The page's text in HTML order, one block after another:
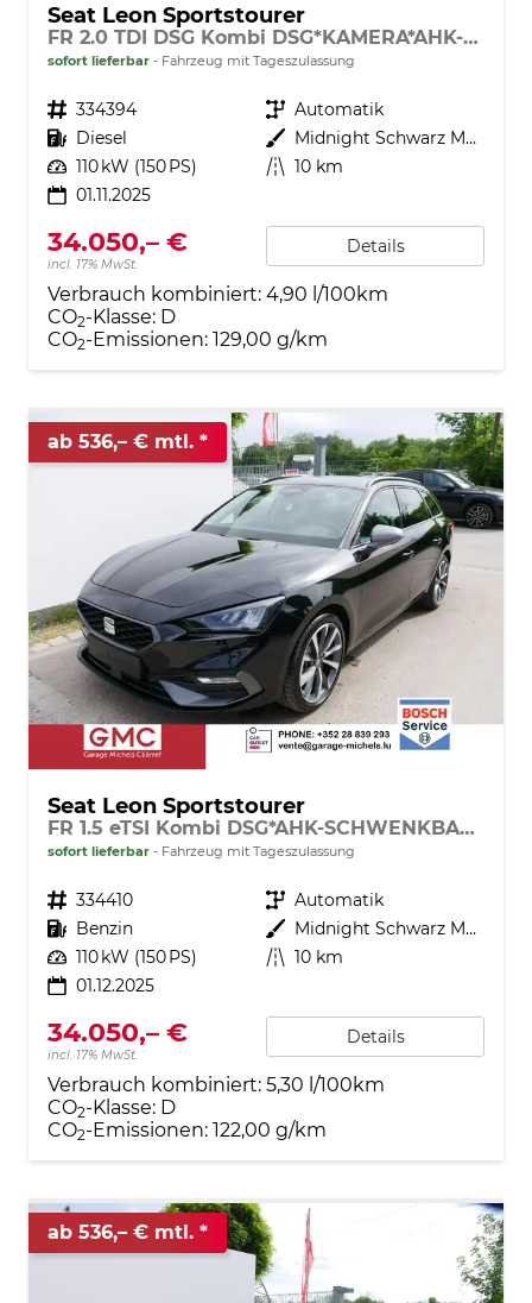
Seat Leon Sportstourer
FR 2.0 TDI DSG Kombi DSG*KAMERA*AHK-SCHWENKBAR*NAVI*TEMPOMAT*WINTERPAKET*
sofort lieferbar Fahrzeug mit Tageszulassung
Fahrzeugnr. 334394 Getriebe Automatik
Kraftstoff Diesel Außenfarbe
Midnight Schwarz Metallic
Leistung 110 kW (150 PS) Kilometerstand 10 km
01.11.2025
34.050,– €
incl. 17% MwSt.
Details
Verbrauch kombiniert: 4,90 l/100km
CO2-Klasse: D
CO2-Emissionen: 129,00 g/km
ab 536,– € mtl.
Seat Leon Sportstourer
FR 1.5 eTSI Kombi DSG*AHK-SCHWENKBAR*NAVI*TEMPOMAT*3-ZONE KILMAAUTOMATIK
sofort lieferbar Fahrzeug mit Tageszulassung
Fahrzeugnr. 334410 Getriebe Automatik
Kraftstoff Benzin Außenfarbe
Midnight Schwarz Metallic
Leistung 110 kW (150 PS) Kilometerstand 10 km
01.12.2025
34.050,– €
incl. 17% MwSt.
Details
Verbrauch kombiniert: 5,30 l/100km
CO2-Klasse: D
CO2-Emissionen: 122,00 g/km
ab 536,– € mtl.